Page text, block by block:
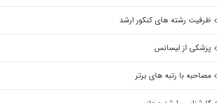
ظرفیت رشته های کنکور ارشد
پزشکی از لیسانس
مصاحبه با رتبه های برتر